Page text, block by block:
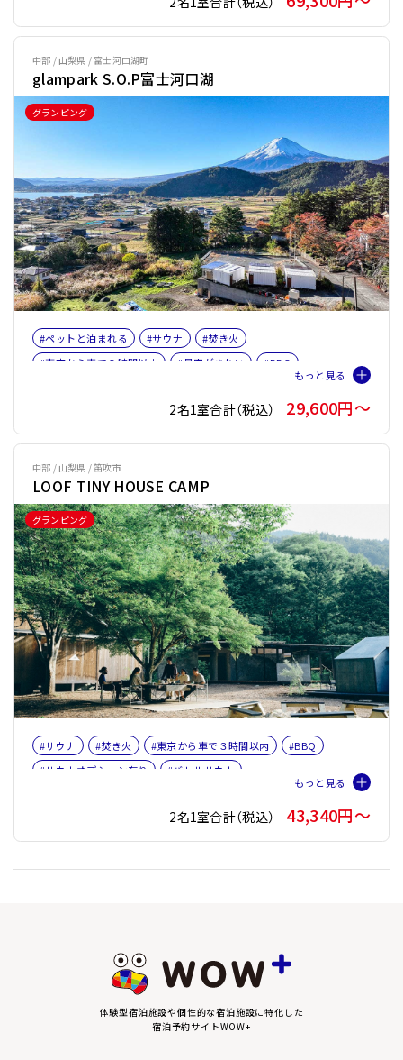
#テントサウナ
グランピング
中部 / 山梨県 / 富士河口湖町
glampark S.O.P富士河口湖
#ペットと泊まれる #サウナ
#焚き火
#東京から車で３時間以内
#星空がきれい
#BBQ
#ファミリー
#バレルサウナ
2名1室合計（税込） 29,600円〜
グランピング
中部 / 山梨県 / 笛吹市
LOOF TINY HOUSE CAMP
#サウナ #焚き火 #東京から車で３時間以内
#BBQ
#サウナオプション有り
#バレルサウナ
2名1室合計（税込） 43,340円〜
体験型宿泊施設や個性的な宿泊施設に特化した
宿泊予約サイトWOW+